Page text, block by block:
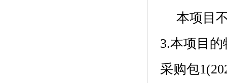
本项目
3.本项目
采购包